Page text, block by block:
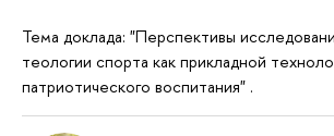
Тема доклада: "Перспективы
теологии спорта как прикладной
патриотического воспитания" .